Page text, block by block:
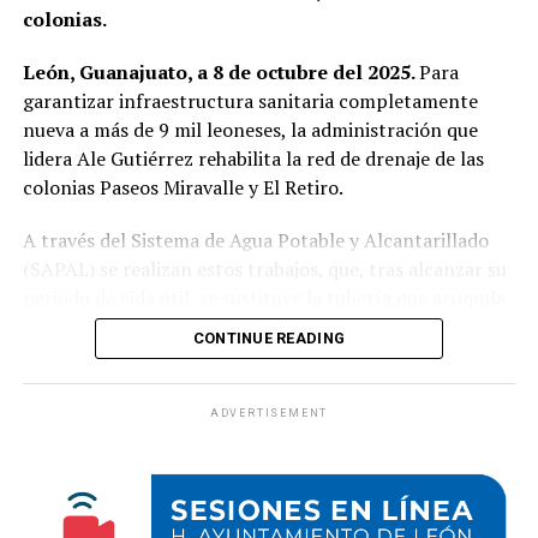
pavimentada representa una historia de unión, esfuerzo
desarrollo de León.
colonias.
León, Guanajuato, a 8 de octubre del 2025.Para
garantizar infraestructura sanitaria completamente
nueva a más de 9 mil leoneses, la administración que
lidera Ale Gutiérrez rehabilita la red de drenaje de las
colonias Paseos Miravalle y El Retiro.
A través del Sistema de Agua Potable y Alcantarillado
entre 20 y 30 años de operación.
En Paseos de Miravalle, los trabajos tienen un 36% de
avance y se encuentran de la calle Monte Rosa a
Por su parte, en El Retiro se renuevan más de 4.7
CONTINUE READING
ADVERTISEMENT